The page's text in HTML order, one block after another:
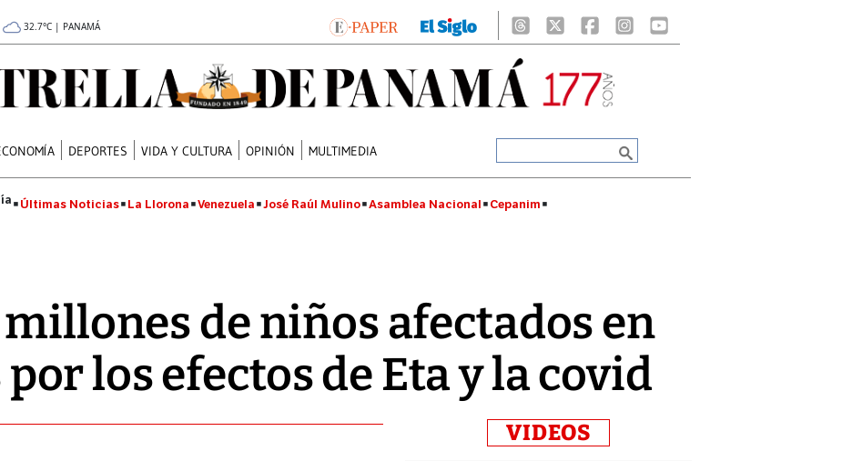
32.7°C | PANAMÁ
DEPORTES VIDA Y CULTURA OPINIÓN MULTIMEDIA
Últimas Noticias La Llorona Venezuela José Raúl Mulino Asamblea Nacional Cepanim
millones de niños afectados en
los efectos de Eta y la covid
VIDEOS